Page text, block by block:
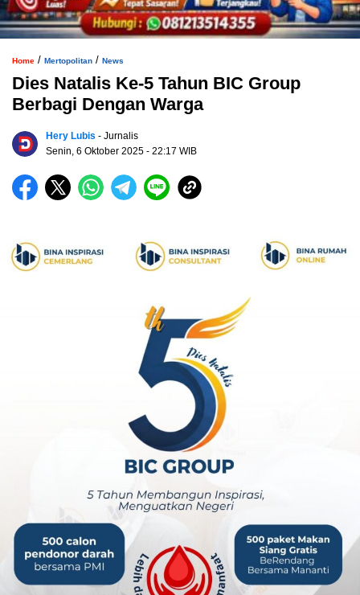
Home / Mertopolitan / News
Dies Natalis Ke-5 Tahun BIC Group
Berbagi Dengan Warga
Hery Lubis - Jurnalis
Senin, 6 Oktober 2025 - 22:17 WIB